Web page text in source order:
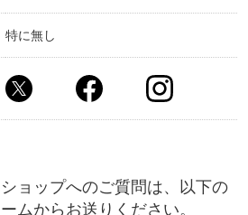
特に無し
ョップへのご質問は、以下の
ムからお送りください。